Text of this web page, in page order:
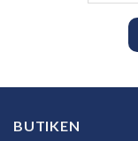
BUTIKEN